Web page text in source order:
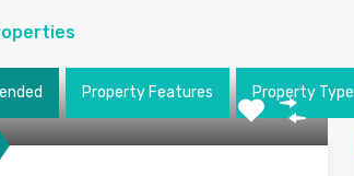
Property Features Property Type